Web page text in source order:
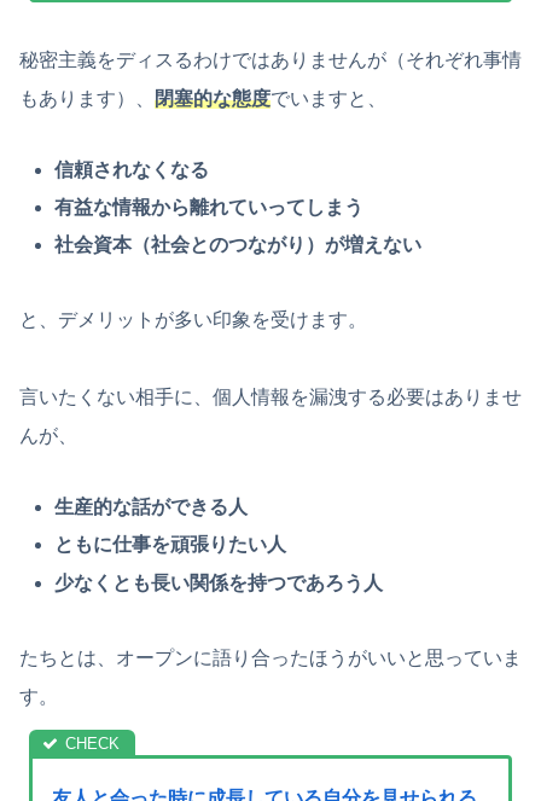
秘密主義をディスるわけではありませんが（それぞれ事情
もあります）、 閉塞的な態度でいますと、
信頼されなくなる
有益な情報から離れていってしまう
社会資本（社会とのつながり）が増えない
と、デメリットが多い印象を受けます。
言いたくない相手に、個人情報を漏洩する必要はありませ
んが、
生産的な話ができる人
ともに仕事を頑張りたい人
少なくとも長い関係を持つであろう人
たちとは、オープンに語り合ったほうがいいと思っていま
す。